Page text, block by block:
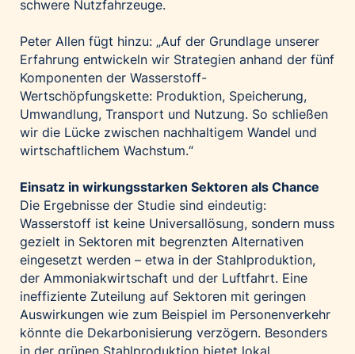
schwere Nutzfahrzeuge.
Peter Allen fügt hinzu: „Auf der Grundlage unserer
Erfahrung entwickeln wir Strategien anhand der fünf
Komponenten der Wasserstoff-
Wertschöpfungskette: Produktion, Speicherung,
Umwandlung, Transport und Nutzung. So schließen
wir die Lücke zwischen nachhaltigem Wandel und
wirtschaftlichem Wachstum.“
Einsatz in wirkungsstarken Sektoren als Chance
Die Ergebnisse der Studie sind eindeutig:
Wasserstoff ist keine Universallösung, sondern muss
gezielt in Sektoren mit begrenzten Alternativen
eingesetzt werden – etwa in der Stahlproduktion,
der Ammoniakwirtschaft und der Luftfahrt. Eine
ineffiziente Zuteilung auf Sektoren mit geringen
Auswirkungen wie zum Beispiel im Personenverkehr
könnte die Dekarbonisierung verzögern. Besonders
in der grünen Stahlproduktion bietet lokal